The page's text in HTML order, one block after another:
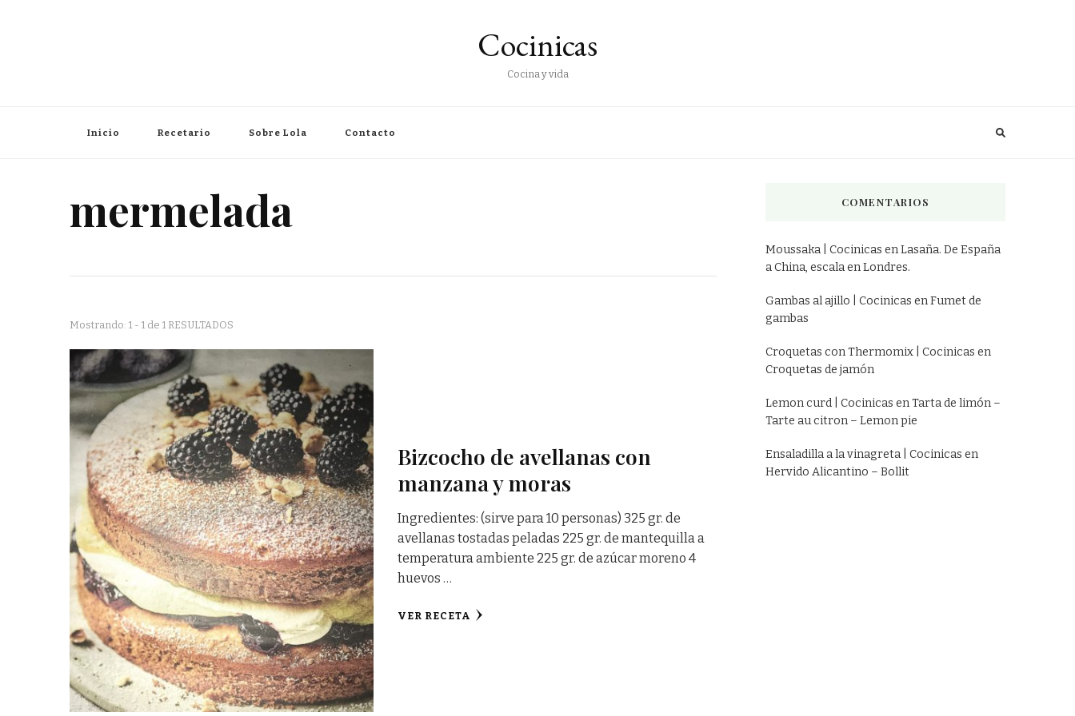
Cocinicas
Cocina y vida
Inicio Recetario Sobre Lola Contacto
mermelada
Mostrando: 1 - 1 de 1 RESULTADOS
Bizcocho de avellanas con
manzana y moras
Ingredientes: (sirve para 10 personas) 325 gr. de
avellanas tostadas peladas 225 gr. de mantequilla a
temperatura ambiente 225 gr. de azúcar moreno 4
huevos …
VER RECETA
COMENTARIOS
Moussaka | Cocinicas enLasaña. De España
a China, escala en Londres.
Gambas al ajillo | Cocinicas enFumet de
gambas
Croquetas con Thermomix | Cocinicas en
Croquetas de jamón
Lemon curd | Cocinicas enTarta de limón –
Tarte au citron – Lemon pie
Ensaladilla a la vinagreta | Cocinicas en
Hervido Alicantino – Bollit